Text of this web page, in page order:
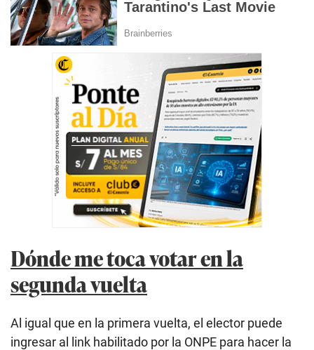
Dónde me toca votar en la
segunda vuelta
Al igual que en la primera vuelta, el elector puede
ingresar al link habilitado por la ONPE para hacer la